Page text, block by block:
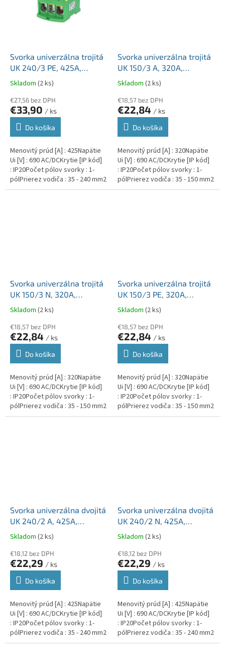
Svorka univerzálna trojitá
UK 240/3 PE, 425A,
3x240mm2 1pól., AL/CU,
krytá, zeleno-žltá, na DIN
a Montážnu dosku
Skladom (2 ks)
€27,56 bez DPH
€33,90 / ks
Do košíka
Menovitý prúd [A] : 425Napätie
Ui [V] : 690 AC/DCKrytie [IP kód]
: IP20Počet pólov svorky : 1-
pólPrierez vodiča : 35 - 240 mm2
Svorka univerzálna trojitá
UK 150/3 A, 320A,
3x150mm2 1pól., AL/CU,
krytá, sivá, na DIN a
Montážnu dosku
Skladom (2 ks)
€18,57 bez DPH
€22,84 / ks
Do košíka
Menovitý prúd [A] : 320Napätie
Ui [V] : 690 AC/DCKrytie [IP kód]
: IP20Počet pólov svorky : 1-
pólPrierez vodiča : 35 - 150 mm2
Svorka univerzálna trojitá
UK 150/3 N, 320A,
3x150mm2 1pól., AL/CU,
krytá, modrá, na DIN a
Montážnu dosku
Skladom (2 ks)
€18,57 bez DPH
€22,84 / ks
Do košíka
Menovitý prúd [A] : 320Napätie
Ui [V] : 690 AC/DCKrytie [IP kód]
: IP20Počet pólov svorky : 1-
pólPrierez vodiča : 35 - 150 mm2
Svorka univerzálna trojitá
UK 150/3 PE, 320A,
3x150mm2 1pól., AL/CU,
krytá, zeleno-žltá, na DIN
a Montážnu dosku
Skladom (2 ks)
€18,57 bez DPH
€22,84 / ks
Do košíka
Menovitý prúd [A] : 320Napätie
Ui [V] : 690 AC/DCKrytie [IP kód]
: IP20Počet pólov svorky : 1-
pólPrierez vodiča : 35 - 150 mm2
Svorka univerzálna dvojitá
UK 240/2 A, 425A,
2x240mm2 1pól., AL/CU,
krytá, sivá, na DIN a
Montážnu dosku
Skladom (2 ks)
€18,12 bez DPH
€22,29 / ks
Do košíka
Menovitý prúd [A] : 425Napätie
Ui [V] : 690 AC/DCKrytie [IP kód]
: IP20Počet pólov svorky : 1-
pólPrierez vodiča : 35 - 240 mm2
Svorka univerzálna dvojitá
UK 240/2 N, 425A,
2x240mm2 1pól., AL/CU,
krytá, modrá, na DIN a
Montážnu dosku
Skladom (2 ks)
€18,12 bez DPH
€22,29 / ks
Do košíka
Menovitý prúd [A] : 425Napätie
Ui [V] : 690 AC/DCKrytie [IP kód]
: IP20Počet pólov svorky : 1-
pólPrierez vodiča : 35 - 240 mm2